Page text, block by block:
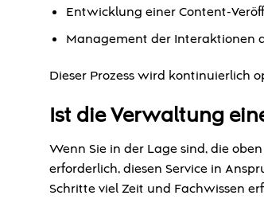
Entwicklung einer Content-
Management der Interaktionen
Dieser Prozess wird kontinuierlich
Ist die Verwaltung
Wenn Sie in der Lage sind, die
erforderlich, diesen Service in
Schritte viel Zeit und Fachwissen